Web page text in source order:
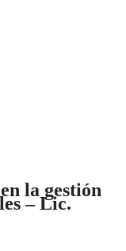
la gestión
– Lic.